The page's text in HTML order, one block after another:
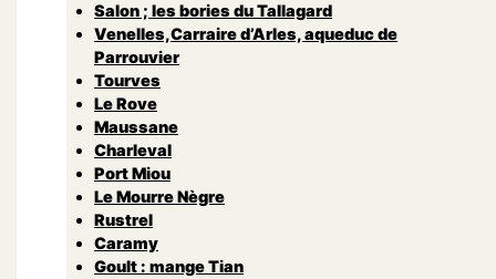
Salon ; les bories du Tallagard
Venelles,Carraire d’Arles, aqueduc de
Parrouvier
Tourves
Le Rove
Maussane
Charleval
Port Miou
Le Mourre Nègre
Rustrel
Caramy
Goult : mange Tian